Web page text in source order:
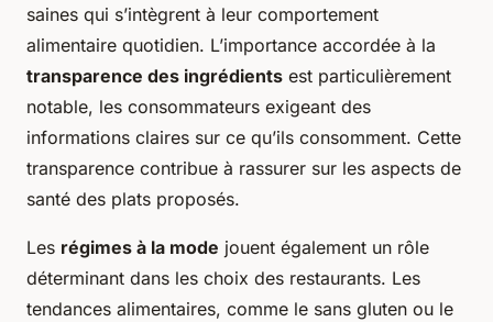
saines qui s’intègrent à leur comportement
alimentaire quotidien. L’importance accordée à la
transparence des ingrédients est particulièrement
notable, les consommateurs exigeant des
informations claires sur ce qu’ils consomment. Cette
transparence contribue à rassurer sur les aspects de
santé des plats proposés.
Les régimes à la mode jouent également un rôle
déterminant dans les choix des restaurants. Les
tendances alimentaires, comme le sans gluten ou le